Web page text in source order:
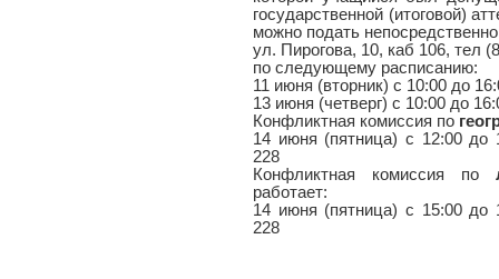
государственной (итоговой)
можно подать
ул. Пирогова, 10, каб 106, тел
по следующему расписанию:
11 июня (вторник) с 10:00 до
13 июня (четверг) с 10:00 до
Конфликтная комиссия по
14 июня (пятница) с 12:00 до
228
Конфликтная комиссия по
работает:
14 июня (пятница) с 15:00 до
228